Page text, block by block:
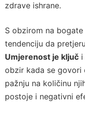
zdrave ishrane.
S obzirom na
tendenciju da
Umjerenost je ključ i
obzir kada se govori
pažnju na količinu
postoje i negativni